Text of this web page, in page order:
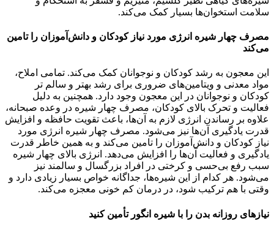
سلامت استخوان‌ها بسیار کمک می‌کند.
مصرف چهار شیره انرژی مورد نیاز کودکان و دانش‌آموزان را تامین
می‌کند
این معجون به رشد کودکان و نوجوانان کمک می‌کند. تمامی املاح،
مواد معدنی و ویتامین‌های ضروری برای رشد بهتر و سالم تر
کودکان و نوجوانان در این معجون وجود دارد. همچنین به دلیل
فعالیت و تحرک بالای کودکان، مصرف چهار شیره در وعده صبحانه،
علاوه بر رساندن انرژی لازم به آن‌ها، باعث تقویت حافظه و افزایش
قدرت یادگیری آن‌ها نیز می‌شود. مصرف چهار شیره انرژی مورد
نیاز کودکان و دانش‌آموزان را تامین می‌کند و به همین خاطر قدرت
یادگیری و فعالیت آن‌ها را افزایش می‌دهد. انرژی بالای چهار شیره
سبب رفع بی‌حسی و کرختی در افراد بزرگسال و سالمند نیز
می‌شود. هر کدام از این شیره‌ها، جداگانه خواص بسیار زیادی دارد و
وقتی با هم ترکیب شود، در درمان کم خونی معجزه می‌کند.
نیازهای روزانه بدن را با شیره انگور تأمین کنید